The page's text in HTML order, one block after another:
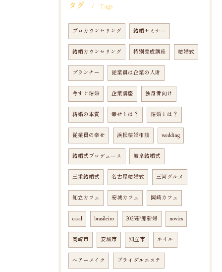
タグ Tags
プロカウンセリング 結婚セミナー
結婚カウンセリング 特別養成講座 結婚式
プランナー 従業員は企業の人財
今すぐ結婚 企業講座 独身者向け
結婚の本質 幸せとは？ 結婚とは？
従業員の幸せ 浜松結婚相談 wedding
結婚式プロデュース 岐阜結婚式
三重結婚式 名古屋結婚式 三河グルメ
知立カフェ 安城カフェ 岡崎カフェ
casal brasileiro 2025新郎新婦 novios
岡崎市 安城市 知立市 ネイル
ヘアーメイク ブライダルエステ